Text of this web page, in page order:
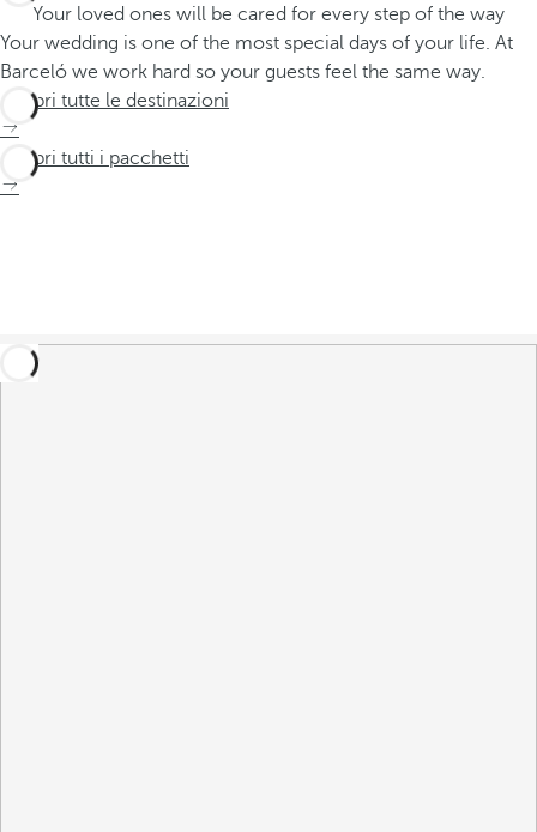
Your loved ones will be cared for every step of the way
Your wedding is one of the most special days of your life. At
Barceló we work hard so your guests feel the same way.
Scopri tutte le destinazioni
Scopri tutti i pacchetti